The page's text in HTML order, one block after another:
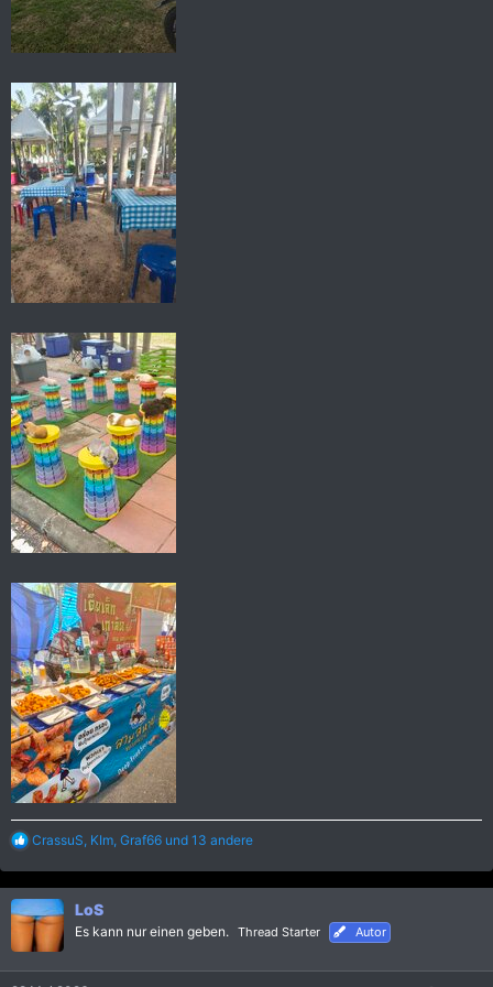
R
a
k
t
i
o
CrassuS KIm Graf66 und 13 andere
LoS
Es kann nur einen geben. Thread Starter Autor